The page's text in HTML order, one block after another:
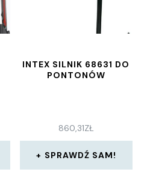
INTEX SILNIK 68631 DO
PONTONÓW
860,31ZŁ
SPRAWDŹ SAM!